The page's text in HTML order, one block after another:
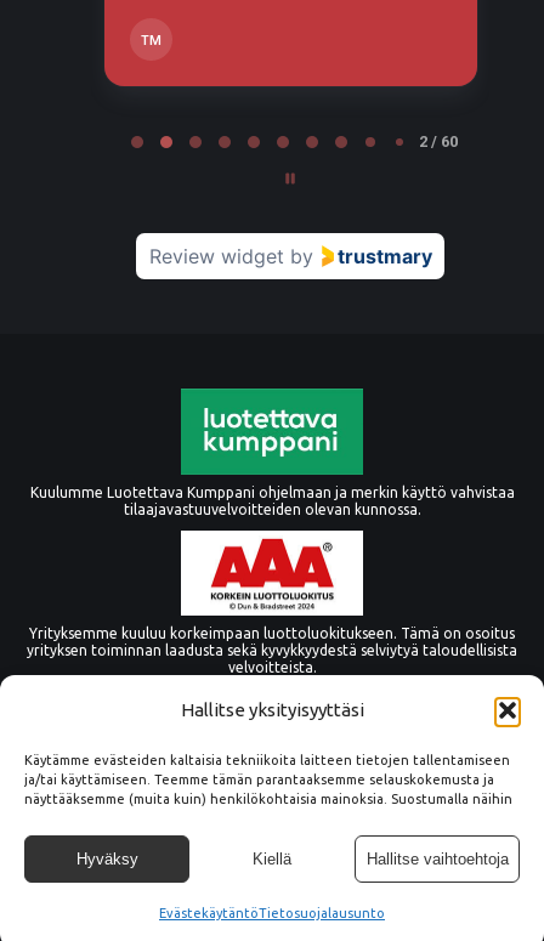
Hallitse yksityisyyttäsi
Käytämme evästeiden kaltaisia tekniikoita laitteen tietojen tallentamiseen
ja/tai käyttämiseen. Teemme tämän parantaaksemme selauskokemusta ja
näyttääksemme (muita kuin) henkilökohtaisia mainoksia. Suostumalla näihin
selauskäyttäytymistä tai yksilöllisiä tunnuksia. Suostumuksen epääminen tai
peruuttaminen voi vaikuttaa haitallisesti tiettyihin ominaisuuksiin ja
toimintoihin.
Hyväksy Kiellä Hallitse vaihtoehtoja
EvästekäytäntöTietosuojalausunto
TM
2 / 60
Review widget by trustmary
Kuulumme Luotettava Kumppani ohjelmaan ja merkin käyttö vahvistaa
tilaajavastuuvelvoitteiden olevan kunnossa.
Yrityksemme kuuluu korkeimpaan luottoluokitukseen. Tämä on osoitus
yrityksen toiminnan laadusta sekä kyvykkyydestä selviytyä taloudellisista
velvoitteista.
© Copyright Tämmöne Oy